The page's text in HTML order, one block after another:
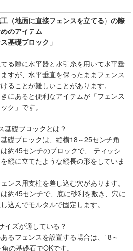
（地面に直接フェンスを立てる）の際
のアイテム
ス基礎ブロック」
る際に水平器と水引糸を用いて水平垂
すが、水平垂直を保ったままフェンス
ることが難しいことがあります。
にあると便利なアイテムが「フェンス
ク」です。
基礎ブロックとは？
礎ブロックは、縦横18～25センチ角
約45センチのブロックで、 ティッシ
縦に立てたような縦長の形をしていま
ンス用支柱を差し込む穴があります。
約45センチで、底に砂利を敷き、穴に
込んでモルタルで固定します。
イズが適している？
るフェンスを設置する場合は、18～
の基礎石でOKです。